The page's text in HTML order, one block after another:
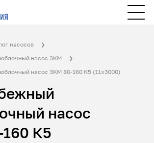
насосов
насос 3KM
насос 3KM 80-160 К5 (11х3000)
насос
К5